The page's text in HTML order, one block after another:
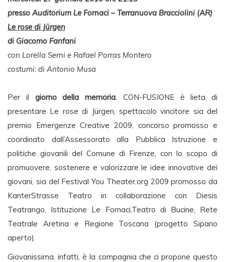
presso Auditorium Le Fornaci – Terranuova Bracciolini (AR)
Le rose di Jürgen
di Giacomo Fanfani
con Lorella Serni e Rafael Porras Montero
costumi: di Antonio Musa
Per il giorno della memoria, CON-FUSIONE è lieta di
presentare Le rose di Jürgen, spettacolo vincitore sia del
premio Emergenze Creative 2009, concorso promosso e
coordinato dall’Assessorato alla Pubblica Istruzione e
politiche giovanili del Comune di Firenze, con lo scopo di
promuovere, sostenere e valorizzare le idee innovative dei
giovani, sia del Festival You Theater.org 2009 promosso da
KanterStrasse Teatro in collaborazione con Diesis
Teatrango, Istituzione Le Fornaci,Teatro di Bucine, Rete
Teatrale Aretina e Regione Toscana (progetto Sipario
aperto).
Giovanissima, infatti, è la compagnia che ci propone questo